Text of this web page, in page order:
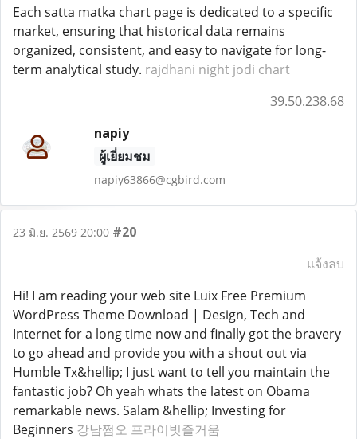
Each satta matka chart page is dedicated to a specific
market, ensuring that historical data remains
organized, consistent, and easy to navigate for long-
term analytical study. rajdhani night jodi chart
39.50.238.68
napiy
ผู้เยี่ยมชม
napiy63866@cgbird.com
23 มิ.ย. 2569 20:00 #20
แจ้งลบ
Hi! I am reading your web site Luix Free Premium
WordPress Theme Download | Design, Tech and
Internet for a long time now and finally got the bravery
to go ahead and provide you with a shout out via
Humble Tx&hellip; I just want to tell you maintain the
fantastic job? Oh yeah whats the latest on Obama
remarkable news. Salam &hellip; Investing for
Beginners 강남쩜오 프라이빗즐거움